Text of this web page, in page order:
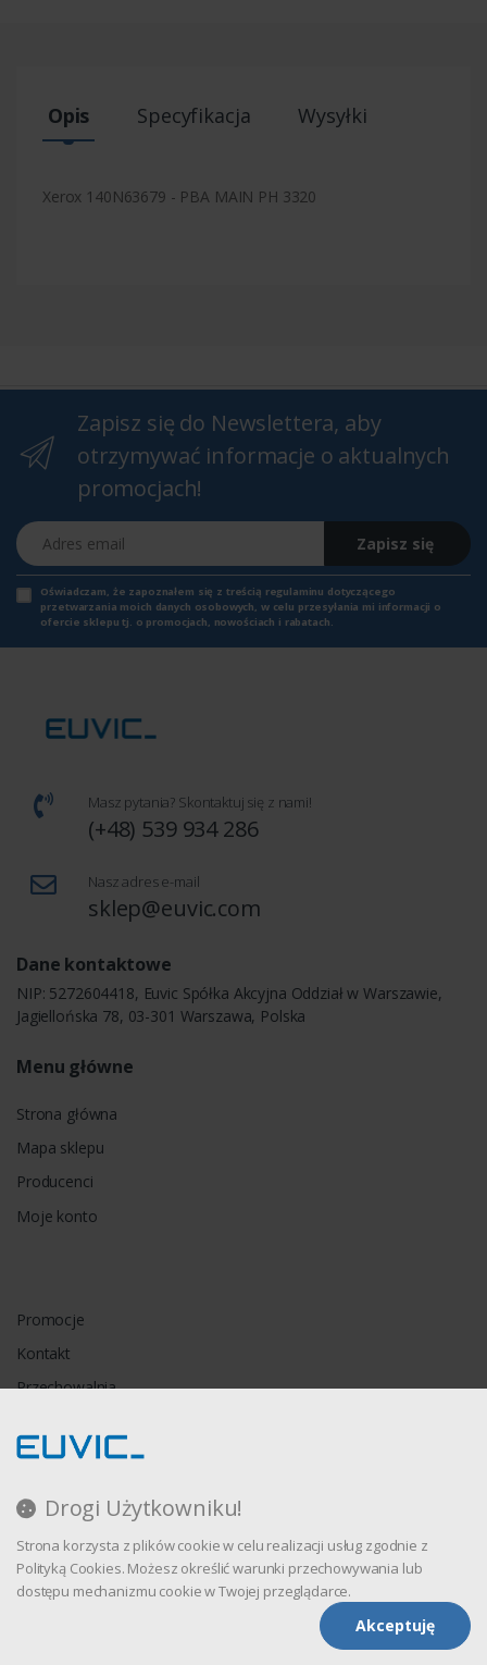
Drogi Użytkowniku!
Strona korzysta z plików cookie w celu realizacji usług zgodnie z
Polityką Cookies. Możesz określić warunki przechowywania lub
dostępu mechanizmu cookie w Twojej przeglądarce.
Akceptuję
Opis Specyfikacja Wysyłki
Xerox 140N63679 - PBA MAIN PH 3320
Zapisz się do Newslettera, aby
otrzymywać informacje o aktualnych
promocjach!
Adres email
Zapisz się
Oświadczam, że zapoznałem się z treścią regulaminu dotyczącego
przetwarzania moich danych osobowych, w celu przesyłania mi informacji o
ofercie sklepu tj. o promocjach, nowościach i rabatach.
Masz pytania? Skontaktuj się z nami!
(+48) 539 934 286
Nasz adres e-mail
sklep@euvic.com
Dane kontaktowe
NIP: 5272604418, Euvic Spółka Akcyjna Oddział w Warszawie,
Jagiellońska 78, 03-301 Warszawa, Polska
Menu główne
Strona główna
Mapa sklepu
Producenci
Moje konto
Promocje
Kontakt
Przechowalnia
Regulamin
Polityka prywatności
Oprogramowanie sklepu internetowego dostarczaCStore.pl